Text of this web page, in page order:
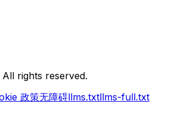
rights reserved.
政策无障碍llms.txtllms-full.txt